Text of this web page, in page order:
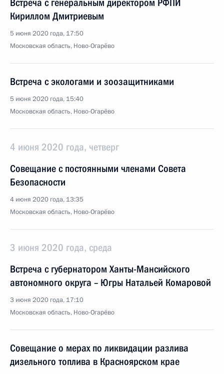
Встреча с генеральным директором РФПИ
Кириллом Дмитриевым
5 июня 2020 года, 17:50
Московская область, Ново-Огарёво
Встреча с экологами и зоозащитниками
5 июня 2020 года, 15:40
Московская область, Ново-Огарёво
4 июня 2020 года, четверг
Совещание с постоянными членами Совета
Безопасности
4 июня 2020 года, 13:35
Московская область, Ново-Огарёво
3 июня 2020 года, среда
Встреча с губернатором Ханты-Мансийского
автономного округа – Югры Натальей Комаровой
3 июня 2020 года, 17:10
Московская область, Ново-Огарёво
Совещание о мерах по ликвидации разлива
дизельного топлива в Красноярском крае